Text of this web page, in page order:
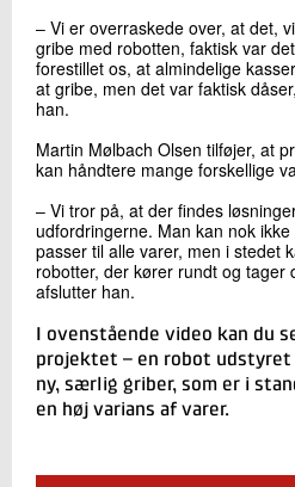
‒ Vi er overraskede over, at det,
gribe med robotten, faktisk var
forestillet os, at almindelige
at gribe, men det var faktisk
han.
Martin Mølbach Olsen tilføjer, at
kan håndtere mange forskellige
‒ Vi tror på, at der findes
udfordringerne. Man kan nok
passer til alle varer, men i stedet
robotter, der kører rundt og tager
afslutter han.
I ovenstående video kan du
projektet – en robot udstyret
ny, særlig griber, som er i
en høj varians af varer.